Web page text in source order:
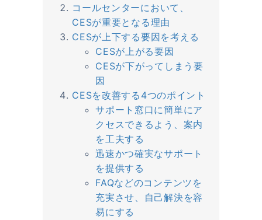
コールセンターにおいて、
CESが重要となる理由
CESが上下する要因を考える
CESが上がる要因
CESが下がってしまう要
因
CESを改善する4つのポイント
サポート窓口に簡単にア
クセスできるよう、案内
を工夫する
迅速かつ確実なサポート
を提供する
FAQなどのコンテンツを
充実させ、自己解決を容
易にする